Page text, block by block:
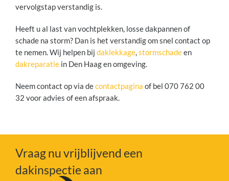
vervolgstap verstandig is.
Heeft u al last van vochtplekken, losse dakpannen of
schade na storm? Dan is het verstandig om snel contact op
te nemen. Wij helpen bij daklekkage stormschadeen
dakreparatie in Den Haag en omgeving.
Neem contact op via decontactpagina of bel 070 762 00
32 voor advies of een afspraak.
Vraag nu vrijblijvend een
dakinspectie aan